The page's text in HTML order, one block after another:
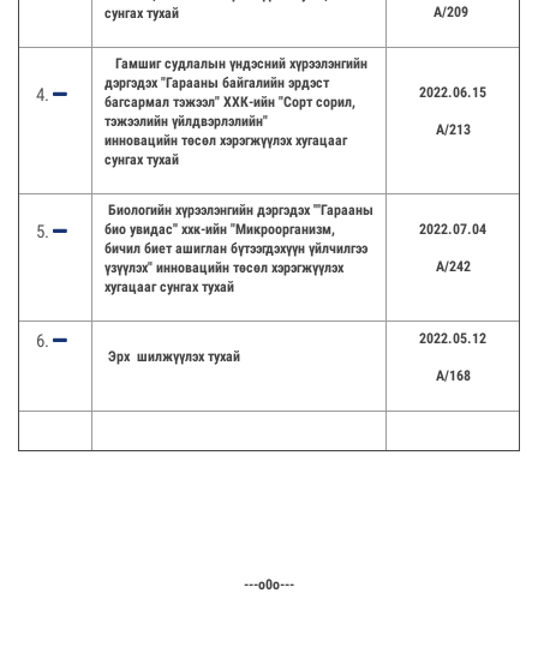
сунгах тухай
А/209
Гамшиг судлалын үндэсний хүрээлэнгийн
дэргэдэх "Гарааны байгалийн эрдэст
багсармал тэжээл" ХХК-ийн "Сорт сорил,
тэжээлийн үйлдвэрлэлийн"
инновацийн төсөл хэрэгжүүлэх хугацааг
сунгах тухай
2022.06.15
А/213
Биологийн хүрээлэнгийн дэргэдэх '''Гарааны
био увидас'' ххк-ийн "Микроорганизм,
бичил биет ашиглан бүтээгдэхүүн үйлчилгээ
үзүүлэх" инновацийн төсөл хэрэгжүүлэх
хугацааг сунгах тухай
2022.07.04
А/242
Эрх шилжүүлэх тухай
2022.05.12
А/168
---о0о---